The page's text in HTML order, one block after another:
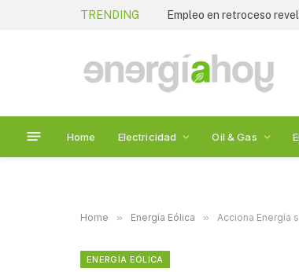
TRENDING Empleo en retroceso
Home Electricidad Oil & Gas
Home » Energía Eólica » Acciona Energía
ENERGÍA EÓLICA